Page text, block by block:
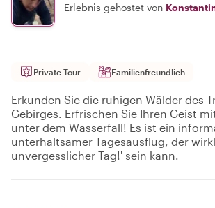
Erlebnis gehostet von
Private Tour Familienfreundlich
Erkunden Sie die ruhigen Wälder des
Gebirges. Erfrischen Sie Ihren Geist
unter dem Wasserfall! Es ist ein
unterhaltsamer Tagesausflug, der
unvergesslicher Tag!' sein kann.